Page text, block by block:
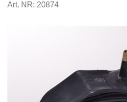
Art. NR: 20874